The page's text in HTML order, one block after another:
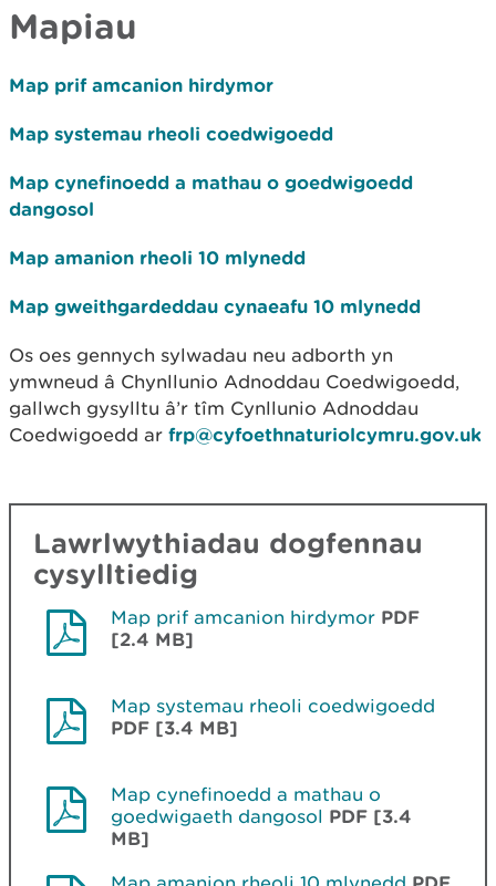
Mapiau
Map prif amcanion hirdymor
Map systemau rheoli coedwigoedd
Map cynefinoedd a mathau o goedwigoedd
dangosol
Map amanion rheoli 10 mlynedd
Map gweithgardeddau cynaeafu 10 mlynedd
Os oes gennych sylwadau neu adborth yn
ymwneud â Chynllunio Adnoddau Coedwigoedd,
gallwch gysylltu â’r tîm Cynllunio Adnoddau
Coedwigoedd ar frp@cyfoethnaturiolcymru.gov.uk
Lawrlwythiadau dogfennau
cysylltiedig
Map prif amcanion hirdymor PDF
[2.4 MB]
Map systemau rheoli coedwigoedd
PDF [3.4 MB]
Map cynefinoedd a mathau o
goedwigaeth dangosol PDF [3.4
MB]